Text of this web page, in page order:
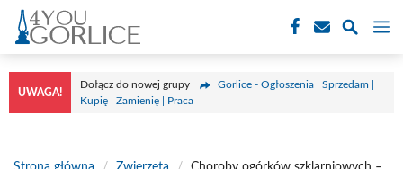
Przejdź
treści
UWAGA!
Dołącz do nowej grupy
Gorlice - Ogłoszenia | Sprzedam |
Kupię | Zamienię | Praca